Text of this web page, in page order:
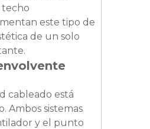
techo
este tipo de
de un solo
cableado está
Ambos sistemas
y el punto